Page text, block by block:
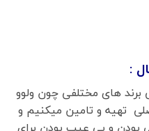
:
برند های مختلفی چون ولوو
تهیه و تامین میکنیم و